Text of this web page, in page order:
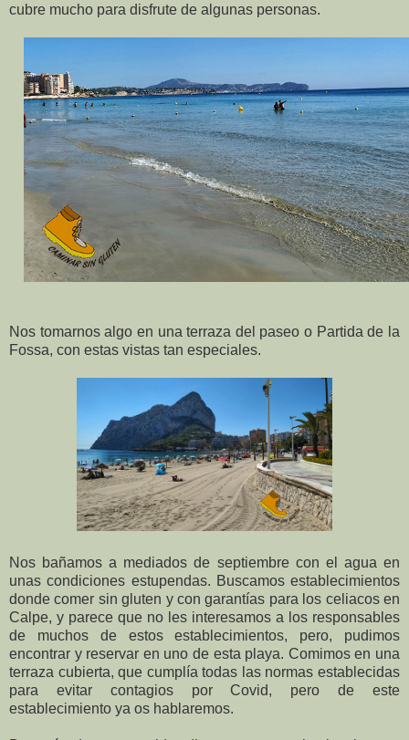
cubre mucho para disfrute de algunas personas.
Nos tomarnos algo en una terraza del paseo o Partida de la
Fossa, con estas vistas tan especiales.
Nos bañamos a mediados de septiembre con el agua en
unas condiciones estupendas. Buscamos establecimientos
donde comer sin gluten y con garantías para los celiacos en
Calpe, y parece que no les interesamos a los responsables
de muchos de estos establecimientos, pero, pudimos
encontrar y reservar en uno de esta playa. Comimos en una
terraza cubierta, que cumplía todas las normas establecidas
para evitar contagios por Covid, pero de este
establecimiento ya os hablaremos.